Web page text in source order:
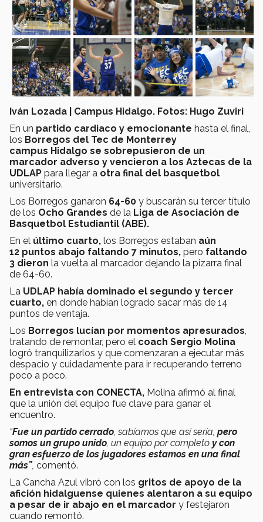
Iván Lozada | Campus Hidalgo. Fotos: Hugo Zuviri
En un partido cardiaco y emocionante hasta el final,
los Borregos del Tec de Monterrey
campus Hidalgo se sobrepusieron de un
marcador adverso y vencieron a los Aztecas de la
UDLAP para llegar a otra final del basquetbol
universitario.
Los Borregos ganaron 64-60 y buscarán su tercer título
de los Ocho Grandes de la Liga de Asociación de
Basquetbol Estudiantil (ABE).
En el último cuarto, los Borregos estaban aún
12 puntos abajo faltando 7 minutos, pero faltando
3 dieron la vuelta al marcador dejando la pizarra final
de 64-60.
La UDLAP había dominado el segundo y tercer
cuarto, en donde habían logrado sacar más de 14
puntos de ventaja.
Los Borregos lucían por momentos apresurados
tratando de remontar, pero el coach Sergio Molina
logró tranquilizarlos y que comenzaran a ejecutar más
despacio y cuidadamente para ir recuperando terreno
poco a poco.
En entrevista con CONECTA, Molina afirmó al final
que la unión del equipo fue clave para ganar el
encuentro.
“Fue un partido cerrado , sabíamos que así sería, pero
somos un grupo unido , un equipo por completo y con
gran esfuerzo de los jugadores estamos en una final
más”, comentó.
La Cancha Azul vibró con los gritos de apoyo de la
afición hidalguense quienes alentaron a su equipo
a pesar de ir abajo en el marcador y festejaron
cuando remontó.